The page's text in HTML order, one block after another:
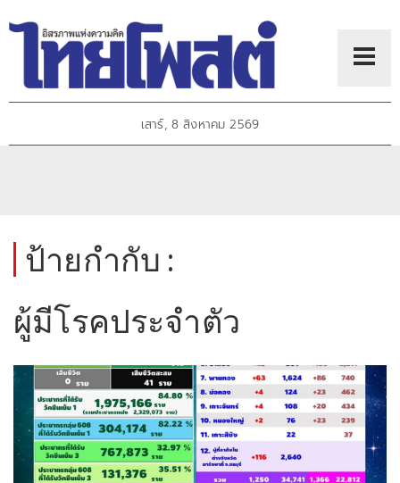
เสาร์, 8 สิงหาคม 2569
ป้ายกำกับ :
ผู้มีโรคประจำตัว